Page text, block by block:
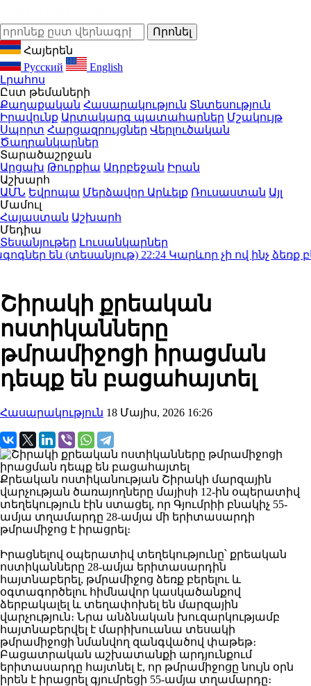
Հայերեն
Русский
English
Լրահոս
Ըստ թեմաների
Քաղաքական Հասարակություն Տնտեսություն
Իրավունք Արտակարգ պատահարներ Մշակույթ
Սպորտ Հարցազրույցներ Վերլուծական
Ծաղրանկարներ
Տարածաշրջան
Արցախ Թուրքիա Ադրբեջան Իրան
Աշխարհ
ԱՄՆ Եվրոպա Մերձավոր Արևելք Ռուսաստան Այլ
Մամուլ
Հայաստան Աշխարհ
Մեդիա
Տեսանյութեր Լուսանկարներ
են (տեսանյութ)22:24Կարևոր չի ով ինչ ձեռք
Շիրակի քրեական
ոստիկանները
թմրամիջոցի իրացման
դեպք են բացահայտել
Հասարակություն 18 Մայիս, 2026 16:26
Քրեական ոստիկանության Շիրակի մարզային
վարչության ծառայողները մայիսի 12-ին օպերատիվ
տեղեկություն էին ստացել, որ Գյումրիի բնակիչ 55-
ամյա տղամարդը 28-ամյա մի երիտասարդի
թմրամիջոց է իրացրել։
Իրացնելով օպերատիվ տեղեկությունը՝ քրեական
ոստիկանները 28-ամյա երիտասարդին
հայտնաբերել, թմրամիջոց ձեռք բերելու և
օգտագործելու հիմնավոր կասկածանքով
ձերբակալել և տեղափոխել են մարզային
վարչություն։ Նրա անձնական խուզարկությամբ
հայտնաբերվել է մարիխուանա տեսակի
թմրամիջոցի նմանվող զանգվածով փաթեթ։
Բացատրական աշխատանքի արդյունքում
երիտասարդը հայտնել է, որ թմրամիջոցը նույն օրն
իրեն է իրացրել գյումրեցի 55-ամյա տղամարդը։